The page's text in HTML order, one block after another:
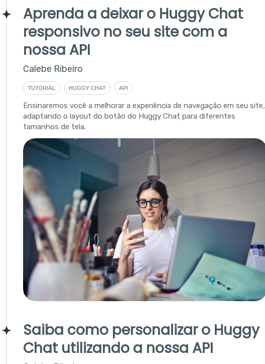
Aprenda a deixar o Huggy Chat
responsivo no seu site com a
nossa API
Calebe Ribeiro
TUTORIAL HUGGY CHAT API
Ensinaremos você a melhorar a experiência de navegação em seu site,
adaptando o layout do botão do Huggy Chat para diferentes
tamanhos de tela.
Saiba como personalizar o Huggy
Chat utilizando a nossa API